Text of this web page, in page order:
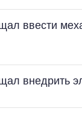
ввести
внедрить